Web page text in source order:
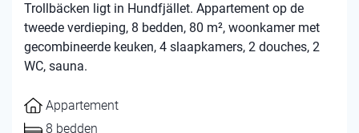
Trollbäcken ligt in Hundfjället. Appartement op de
tweede verdieping, 8 bedden, 80 m², woonkamer met
gecombineerde keuken, 4 slaapkamers, 2 douches, 2
WC, sauna.
Appartement
8 bedden